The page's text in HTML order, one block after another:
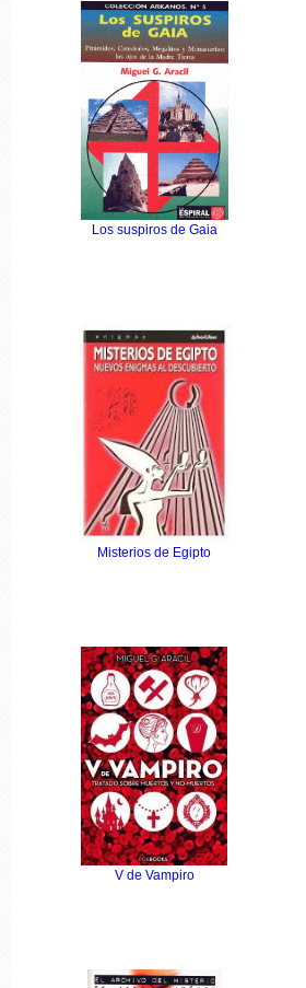
Los suspiros de Gaia
Misterios de Egipto
V de Vampiro